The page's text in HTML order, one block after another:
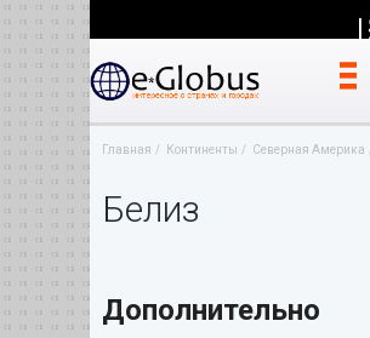
|
Главная Континенты Северная Америка
Белиз
Дополнительно